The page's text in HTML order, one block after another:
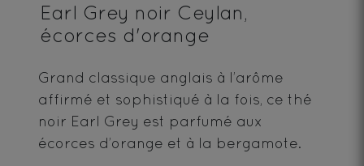
Earl Grey noir Ceylan,
écorces d'orange
Grand classique anglais à l’arôme
affirmé et sophistiqué à la fois, ce thé
noir Earl Grey est parfumé aux
écorces d’orange et à la bergamote.